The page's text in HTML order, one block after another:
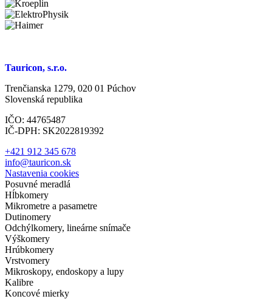
Tauricon, s.r.o.
Trenčianska 1279, 020 01 Púchov
Slovenská republika
IČO: 44765487
IČ-DPH: SK2022819392
+421 912 345 678
info@tauricon.sk
Nastavenia cookies
Posuvné meradlá
Hĺbkomery
Mikrometre a pasametre
Dutinomery
Odchýlkomery, lineárne snímače
Výškomery
Hrúbkomery
Vrstvomery
Mikroskopy, endoskopy a lupy
Kalibre
Koncové mierky